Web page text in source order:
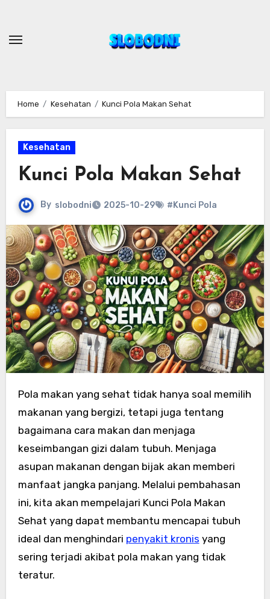
content
Home Kesehatan Kunci Pola Makan Sehat
Kesehatan
Kunci Pola Makan Sehat
By slobodni 2025-10-29 #Kunci Pola
Kunci Pola Makan Sehatadalah dasar dari gaya hidup
Pola makan yang sehat tidak hanya soal memilih
makanan yang bergizi, tetapi juga tentang
bagaimana cara makan dan menjaga
keseimbangan gizi dalam tubuh. Menjaga
asupan makanan dengan bijak akan memberi
manfaat jangka panjang. Melalui pembahasan
ini, kita akan mempelajari Kunci Pola Makan
Sehat yang dapat membantu mencapai tubuh
ideal dan menghindari penyakit kronis yang
sering terjadi akibat pola makan yang tidak
teratur.